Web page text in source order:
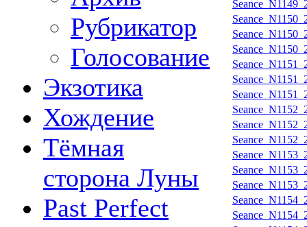
Рубрикатор
Голосование
Экзотика
Хождение
Тёмная
сторона Луны
Past Perfect